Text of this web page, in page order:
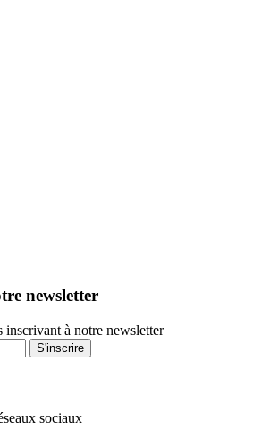
newsletter
à notre newsletter
S'inscrire
sociaux